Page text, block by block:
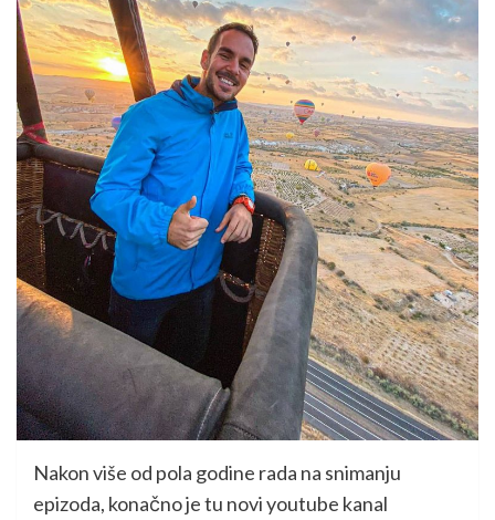
Nakon više od pola godine rada na snimanju
epizoda, konačno je tu novi youtube kanal